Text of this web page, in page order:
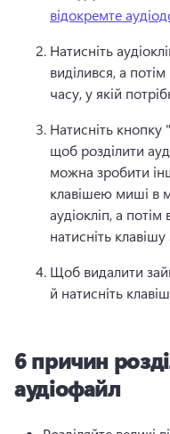
відокремте
Натисніть
виділився, а
часу, у якій
Натисніть кнопку
щоб розділити
можна зробити
клавішею миші в
аудіокліп, а
натисніть клавішу
Щоб видалити
й натисніть
6 причин
аудіофайл